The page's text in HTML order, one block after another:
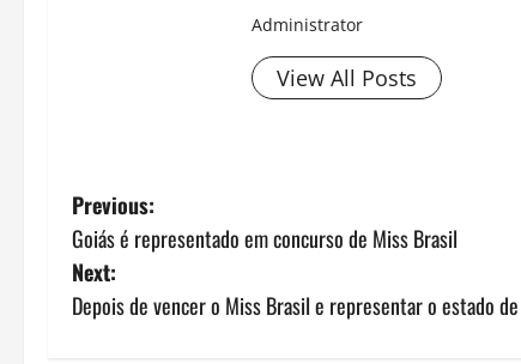
Administrator
View All Posts
P
o
s
Previous:
Goiás é representado em concurso de Miss Brasil
Next:
Depois de vencer o Miss Brasil e representar o estado